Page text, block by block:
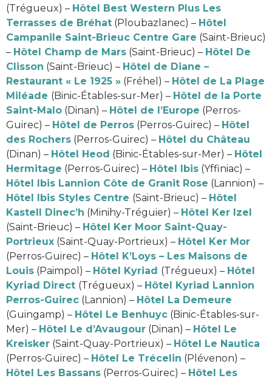
(Trégueux) – Hôtel Best Western Plus Les
Terrasses de Bréhat (Ploubazlanec) – Hôtel
Campanile Saint-Brieuc Centre Gare (Saint-Brieuc)
– Hôtel Champ de Mars (Saint-Brieuc) – Hôtel De
Clisson (Saint-Brieuc) – Hôtel de Diane –
Restaurant « Le 1925 » (Fréhel) – Hôtel de La Plage
Miléade (Binic-Étables-sur-Mer) – Hôtel de la Porte
Saint-Malo (Dinan) – Hôtel de l’Europe (Perros-
Guirec) – Hôtel de Perros (Perros-Guirec) – Hôtel
des Rochers (Perros-Guirec) – Hôtel du Château
(Dinan) – Hôtel Heod (Binic-Étables-sur-Mer) – Hôtel
Hermitage (Perros-Guirec) – Hôtel Ibis (Yffiniac) –
Hôtel Ibis Lannion Côte de Granit Rose (Lannion) –
Hôtel Ibis Styles Centre (Saint-Brieuc) – Hôtel
Kastell Dinec’h (Minihy-Tréguier) – Hôtel Ker Izel
(Saint-Brieuc) – Hôtel Ker Moor Saint-Quay-
Portrieux (Saint-Quay-Portrieux) – Hôtel Ker Mor
(Perros-Guirec) – Hôtel K’Loys – Les Maisons de
Louis (Paimpol) – Hôtel Kyriad (Trégueux) – Hôtel
Kyriad Direct (Trégueux) – Hôtel Kyriad Lannion
Perros-Guirec (Lannion) – Hôtel La Demeure
(Guingamp) – Hôtel Le Benhuyc (Binic-Étables-sur-
Mer) – Hôtel Le d’Avaugour (Dinan) – Hôtel Le
Kreisker (Saint-Quay-Portrieux) – Hôtel Le Nautica
(Perros-Guirec) – Hôtel Le Trécelin (Plévenon) –
Hôtel Les Bassans (Perros-Guirec) – Hôtel Les